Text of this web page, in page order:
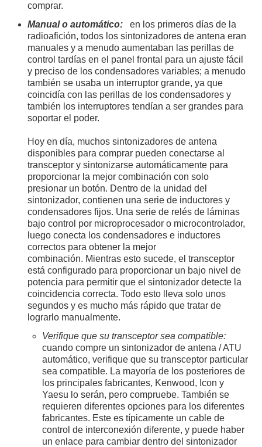
comprar.
Manual o automático: en los primeros días de la
radioafición, todos los sintonizadores de antena eran
manuales y a menudo aumentaban las perillas de
control tardías en el panel frontal para un ajuste fácil
y preciso de los condensadores variables; a menudo
también se usaba un interruptor grande, ya que
coincidía con las perillas de los condensadores y
también los interruptores tendían a ser grandes para
soportar el poder.
Hoy en día, muchos sintonizadores de antena
disponibles para comprar pueden conectarse al
transceptor y sintonizarse automáticamente para
proporcionar la mejor combinación con solo
presionar un botón. Dentro de la unidad del
sintonizador, contienen una serie de inductores y
condensadores fijos. Una serie de relés de láminas
bajo control por microprocesador o microcontrolador,
luego conecta los condensadores e inductores
correctos para obtener la mejor
combinación. Mientras esto sucede, el transceptor
está configurado para proporcionar un bajo nivel de
potencia para permitir que el sintonizador detecte la
coincidencia correcta. Todo esto lleva solo unos
segundos y es mucho más rápido que tratar de
lograrlo manualmente.
Verifique que su transceptor sea compatible:
cuando compre un sintonizador de antena / ATU
automático, verifique que su transceptor particular
sea compatible. La mayoría de los posteriores de
los principales fabricantes, Kenwood, Icon y
Yaesu lo serán, pero compruebe. También se
requieren diferentes opciones para los diferentes
fabricantes. Este es típicamente un cable de
control de interconexión diferente, y puede haber
un enlace para cambiar dentro del sintonizador